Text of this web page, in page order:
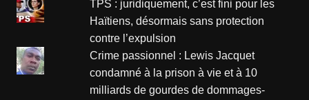
TPS : juridiquement, c’est fini pour les
Haïtiens, désormais sans protection
contre l’expulsion
Crime passionnel : Lewis Jacquet
condamné à la prison à vie et à 10
milliards de gourdes de dommages-